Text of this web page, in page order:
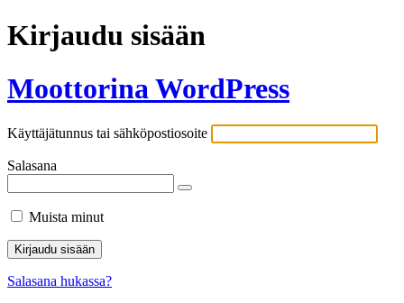
Kirjaudu sisään
Moottorina WordPress
Käyttäjätunnus tai sähköpostiosoite
Salasana
Muista minut
Salasana hukassa?